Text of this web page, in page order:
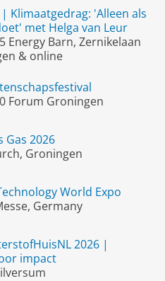
| Klimaatgedrag: 'Alleen als
met Helga van Leur
Energy Barn, Zernikelaan
& online
Forum Groningen
Gas 2026
Groningen
World Expo
Germany
2026 |
impact